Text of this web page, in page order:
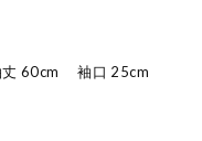
60cm 袖口 25cm